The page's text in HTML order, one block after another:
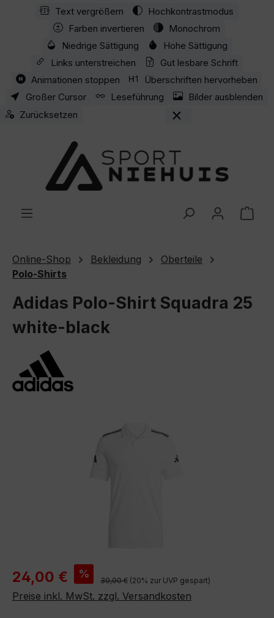
Zum Hauptinhalt springen
Text vergrößern
Hochkontrastmodus
Farben invertieren
Monochrom
Niedrige Sättigung
Hohe Sättigung
Links unterstreichen
Gut lesbare Schrift
Animationen stoppen
Überschriften hervorheben
Großer Cursor
Leseführung
Bilder ausblenden
Zurücksetzen
Online-Shop Bekleidung
Oberteile
Polo-Shirts
Adidas Polo-Shirt Squadra 25
white-black
Verkaufspreis:
24,00 € % Regulärer Preis:
30,00 € (20% zur UVP gespart)
Preise inkl. MwSt. zzgl. Versandkosten